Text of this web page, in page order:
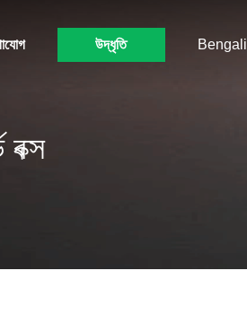
উদ্ধৃতি Bengali